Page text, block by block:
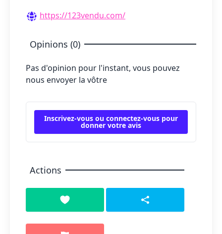
https://123vendu.com/
Opinions (0)
Pas d'opinion pour l'instant, vous pouvez
nous envoyer la vôtre
Inscrivez-vous ou connectez-vous pour
donner votre avis
Actions